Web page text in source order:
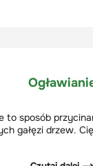
to sposób
gałęzi drzew.